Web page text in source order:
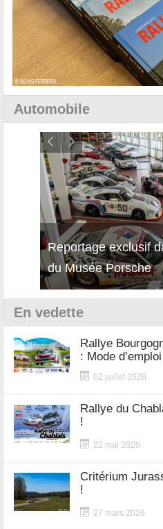
Automobile
Reportage exclusif
du Musée Porsche
En vedette
Rallye
: Mode
02 juillet 2026
Rallye du
!
22 mai 2026
Critérium
!
27 mars 2026